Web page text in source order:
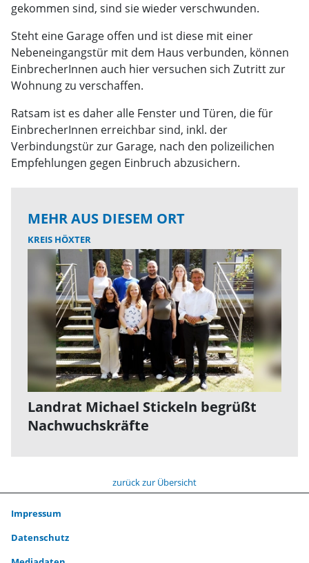
gekommen sind, sind sie wieder verschwunden.
Steht eine Garage offen und ist diese mit einer
Nebeneingangstür mit dem Haus verbunden, können
EinbrecherInnen auch hier versuchen sich Zutritt zur
Wohnung zu verschaffen.
Ratsam ist es daher alle Fenster und Türen, die für
EinbrecherInnen erreichbar sind, inkl. der
Verbindungstür zur Garage, nach den polizeilichen
Empfehlungen gegen Einbruch abzusichern.
MEHR AUS DIESEM ORT
KREIS HÖXTER
Landrat Michael Stickeln begrüßt
Nachwuchskräfte
zurück zur Übersicht
Impressum
Datenschutz